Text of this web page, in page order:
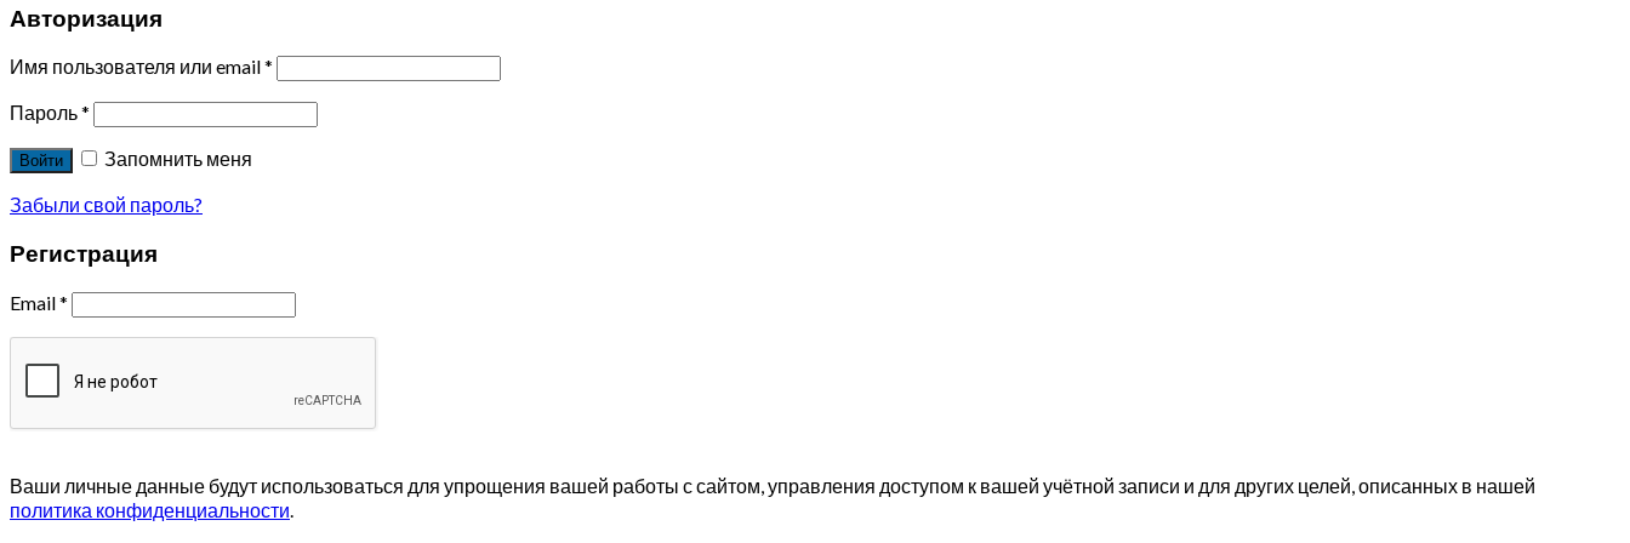
Авторизация
Имя пользователя или email*
Пароль*
Войти
Запомнить меня
Забыли свой пароль?
Регистрация
Email*
Ваши личные данные будут использоваться для упрощения вашей работы с сайтом, управления доступом к вашей учётной записи и для других целей, описанных в нашей
политика конфиденциальности